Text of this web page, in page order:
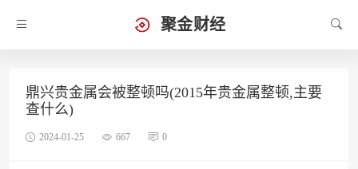
聚金财经
鼎兴贵金属会被整顿吗(2015年贵金属整顿,主要
查什么)
2024-01-25 667 0